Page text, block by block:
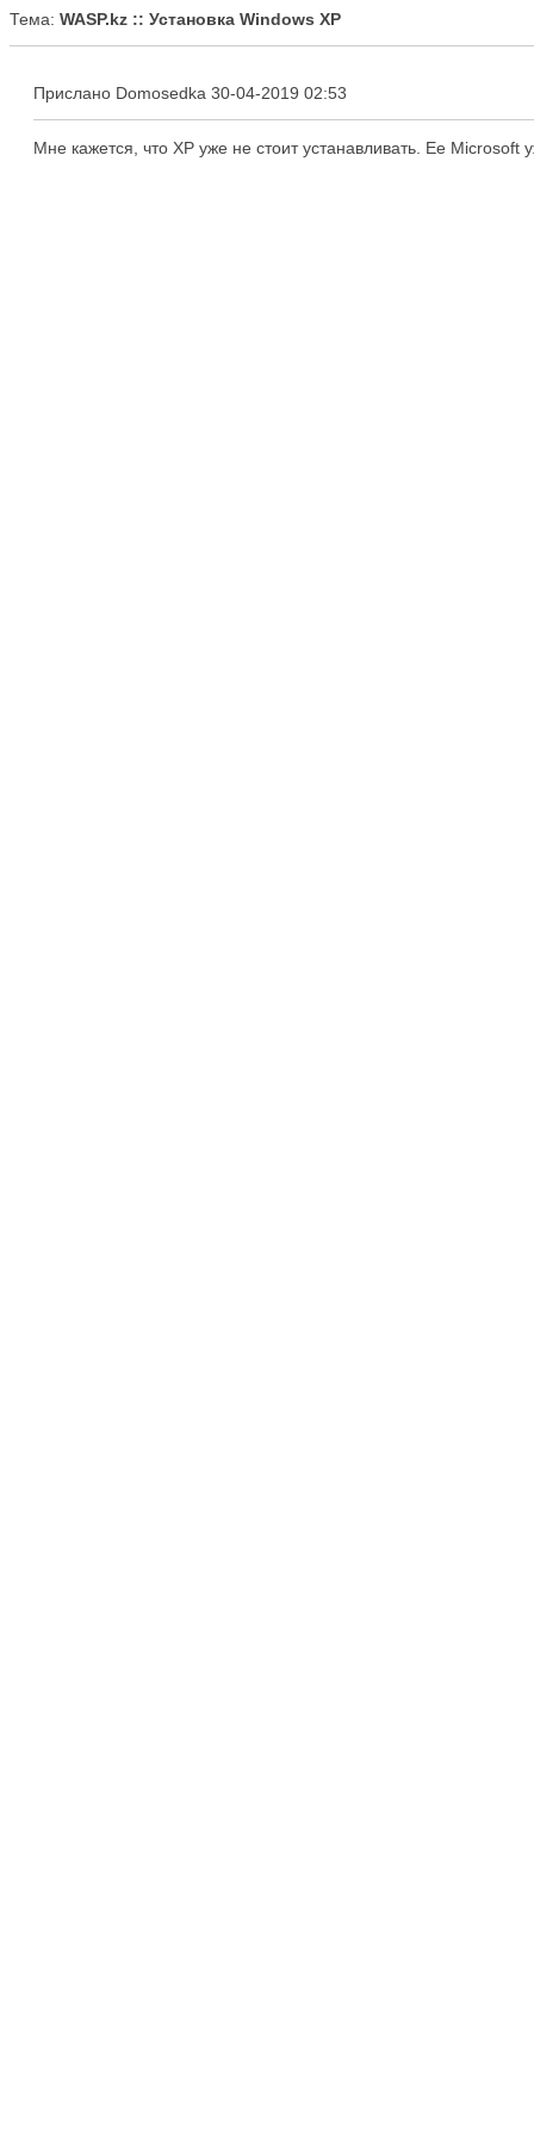
Тема: WASP.kz :: Установка Windows XP
Прислано Domosedka 30-04-2019 02:53
Мне кажется, что XP уже не стоит устанавливать. Ее Microsoft